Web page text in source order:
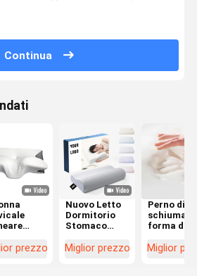
Continua
di
prezzo
Nuovo Letto
Dormitorio
Stomaco
Cuscino
Miglior prezzo
Perno di
schiuma a
forma di
scelta
Miglior